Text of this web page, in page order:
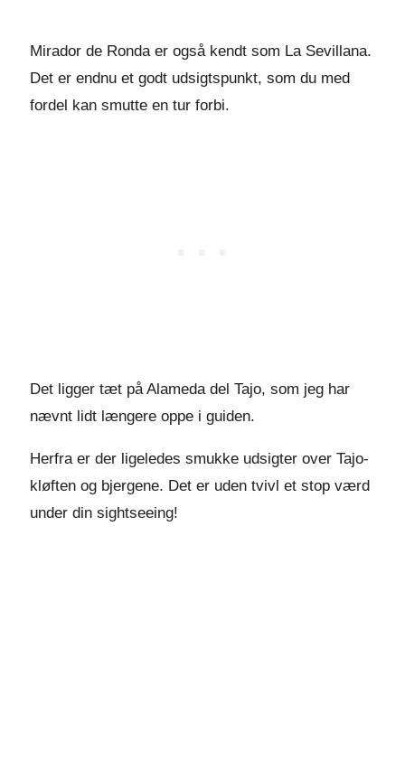
Mirador de Ronda er også kendt som La Sevillana.
Det er endnu et godt udsigtspunkt, som du med
fordel kan smutte en tur forbi.
Det ligger tæt på Alameda del Tajo, som jeg har
nævnt lidt længere oppe i guiden.
Herfra er der ligeledes smukke udsigter over Tajo-
kløften og bjergene. Det er uden tvivl et stop værd
under din sightseeing!